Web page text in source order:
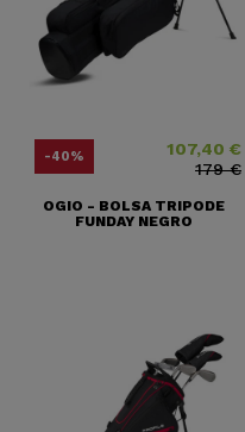
-40% Precio107,40 €
Precio base
179 €
OGIO - BOLSA TRIPODE
FUNDAY NEGRO